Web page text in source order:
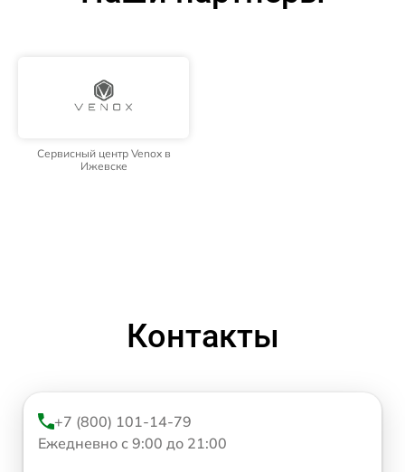
Сервисный центр Venox в
Ижевске
Контакты
+7 (800) 101-14-79
Ежедневно с 9:00 до 21:00